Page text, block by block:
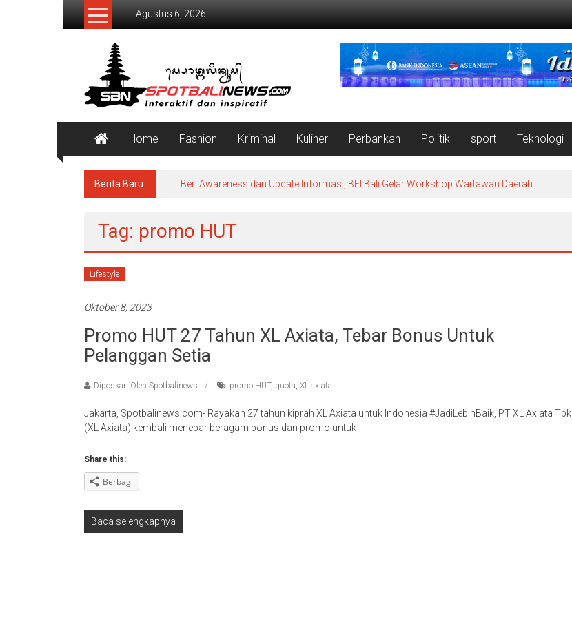
Lompat
Agustus 6, 2026
SpotBaliNews
Home Fashion Kriminal Kuliner Perbankan Politik sport Teknologi
Berita Baru: Beri Awareness dan Update Informasi, BEI Bali Gelar Workshop Wartawan Daerah
Tag: promo HUT
Lifestyle
Oktober 8, 2023
Promo HUT 27 Tahun XL Axiata, Tebar Bonus Untuk
Pelanggan Setia
Diposkan Oleh:Spotbalinews promo HUT, quota, XL axiata
Jakarta, Spotbalinews.com- Rayakan 27 tahun kiprah XL Axiata untuk Indonesia #JadiLebihBaik, PT XL Axiata Tbk
(XL Axiata) kembali menebar beragam bonus dan promo untuk
Share this:
Berbagi
Baca selengkapnya